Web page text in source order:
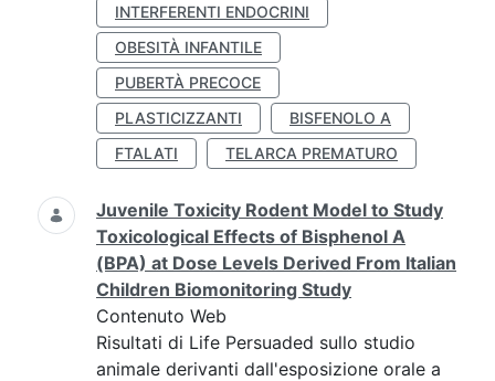
INTERFERENTI ENDOCRINI
OBESITÀ INFANTILE
PUBERTÀ PRECOCE
PLASTICIZZANTI
BISFENOLO A
FTALATI
TELARCA PREMATURO
Juvenile Toxicity Rodent Model to Study
Toxicological Effects of Bisphenol A
(BPA) at Dose Levels Derived From Italian
Children Biomonitoring Study
Contenuto Web
Risultati di Life Persuaded sullo studio
animale derivanti dall'esposizione orale a